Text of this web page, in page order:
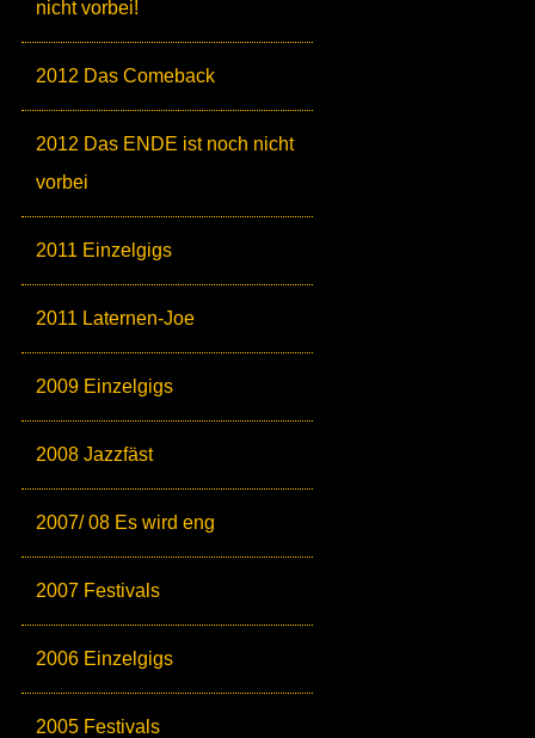
nicht vorbei!
2012 Das Comeback
2012 Das ENDE ist noch nicht
vorbei
2011 Einzelgigs
2011 Laternen-Joe
2009 Einzelgigs
2008 Jazzfäst
2007/ 08 Es wird eng
2007 Festivals
2006 Einzelgigs
2005 Festivals